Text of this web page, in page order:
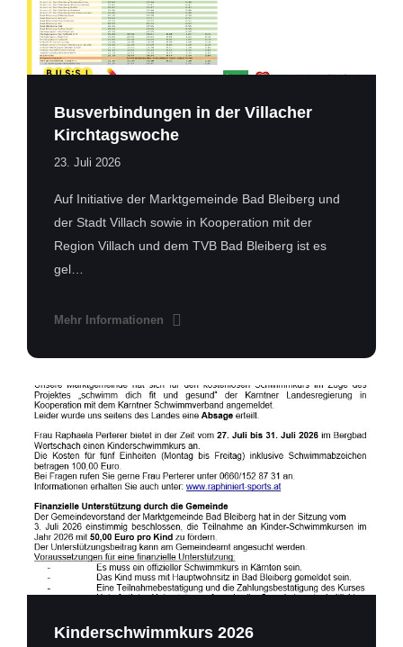
Busverbindungen in der Villacher
Kirchtagswoche
23. Juli 2026
Auf Initiative der Marktgemeinde Bad Bleiberg und
der Stadt Villach sowie in Kooperation mit der
Region Villach und dem TVB Bad Bleiberg ist es
gel…
Mehr Informationen
Schwimmkurs
2026.jpg
Kinderschwimmkurs 2026